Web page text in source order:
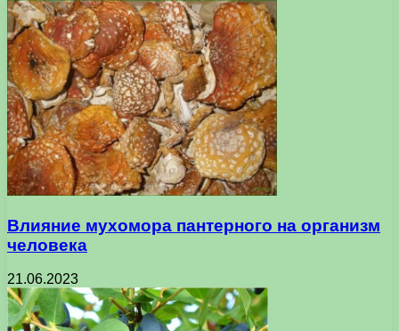
Влияние мухомора пантерного на организм
человека
21.06.2023